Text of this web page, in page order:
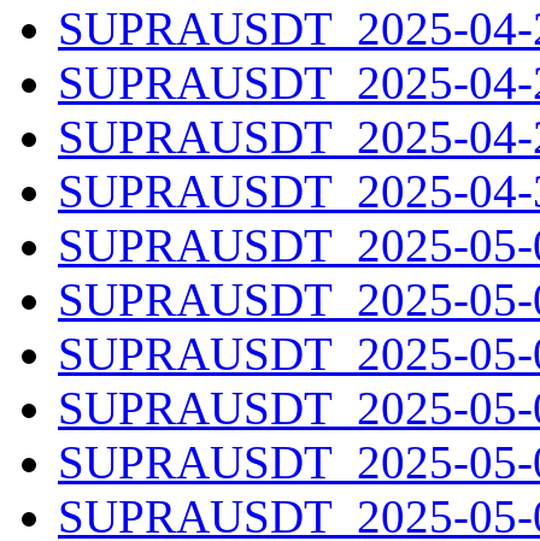
SUPRAUSDT_2025-04-
SUPRAUSDT_2025-04-
SUPRAUSDT_2025-04-
SUPRAUSDT_2025-04-
SUPRAUSDT_2025-05-
SUPRAUSDT_2025-05-
SUPRAUSDT_2025-05-
SUPRAUSDT_2025-05-
SUPRAUSDT_2025-05-
SUPRAUSDT_2025-05-